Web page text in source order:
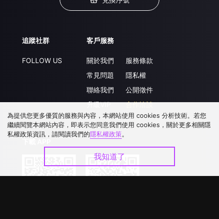
追蹤社群
FOLLOW US
客戶服務
關於我們
常見問題
聯絡我們
升級VIP
服務條款
隱私權
公開徵件
合作洽談
為提供您更多優質的服務與內容，本網站使用 cookies 分析技術。若您
繼續閱覽本網站內容，即表示您同意我們使用 cookies，關於更多相關隱
私權政策資訊，請閱讀我們的隱私權政策。
我知道了